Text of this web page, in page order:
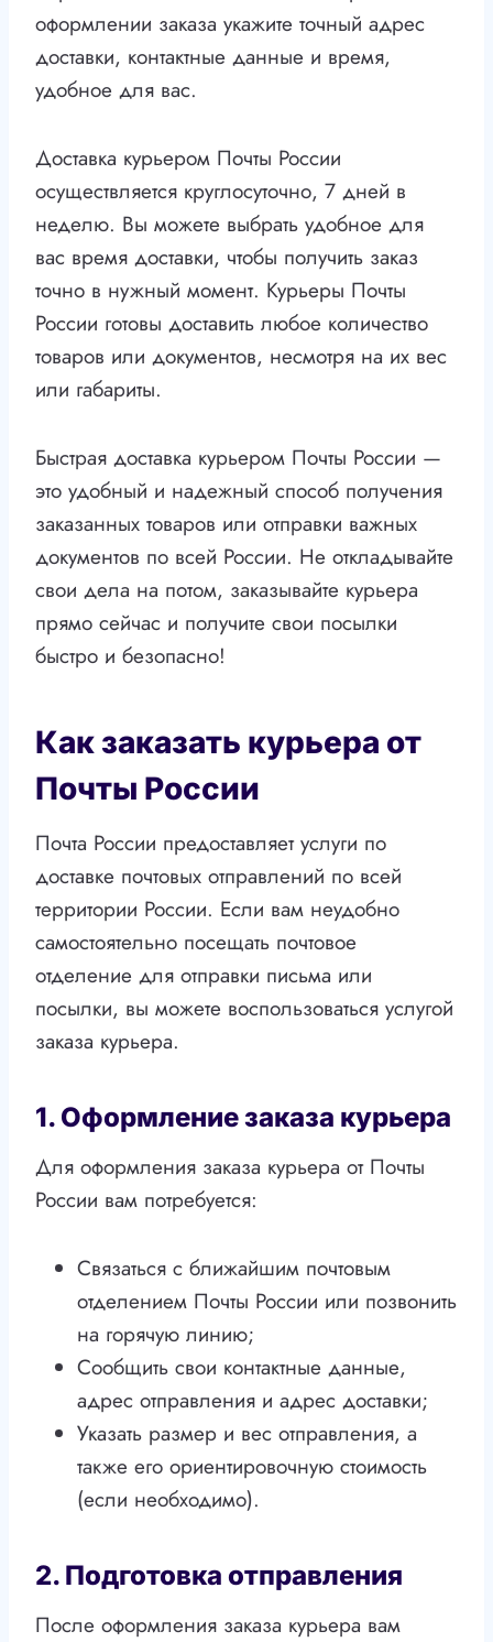
оформлении заказа укажите точный адрес
доставки, контактные данные и время,
удобное для вас.
Доставка курьером Почты России
осуществляется круглосуточно, 7 дней в
неделю. Вы можете выбрать удобное для
вас время доставки, чтобы получить заказ
точно в нужный момент. Курьеры Почты
России готовы доставить любое количество
товаров или документов, несмотря на их вес
или габариты.
Быстрая доставка курьером Почты России —
это удобный и надежный способ получения
заказанных товаров или отправки важных
документов по всей России. Не откладывайте
свои дела на потом, заказывайте курьера
прямо сейчас и получите свои посылки
быстро и безопасно!
Как заказать курьера от
Почты России
Почта России предоставляет услуги по
доставке почтовых отправлений по всей
территории России. Если вам неудобно
самостоятельно посещать почтовое
отделение для отправки письма или
посылки, вы можете воспользоваться услугой
заказа курьера.
1. Оформление заказа курьера
Для оформления заказа курьера от Почты
России вам потребуется:
Связаться с ближайшим почтовым
отделением Почты России или позвонить
на горячую линию;
Сообщить свои контактные данные,
адрес отправления и адрес доставки;
Указать размер и вес отправления, а
также его ориентировочную стоимость
(если необходимо).
2. Подготовка отправления
После оформления заказа курьера вам